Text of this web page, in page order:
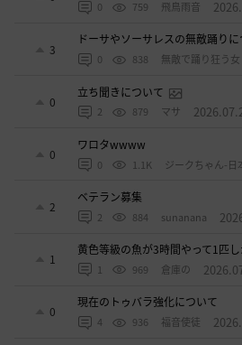
0 759 飛鳥雨音
3
ドーサやソーサレスの無敵踊り
0 838 無敵で踊り狂う女
0
立ち聞きについて
2 879 マサ
0
ワロタwwww
0 1.1K ジークちゃん-日
2
ベテラン募集
2 884 sunanana
1
黄色等級の魚が3時間やって1匹
1 969 倉庫の
0
現在のトゥバラ強化について
4 936 福音使徒